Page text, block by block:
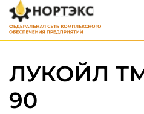
ЛУКОЙЛ
90